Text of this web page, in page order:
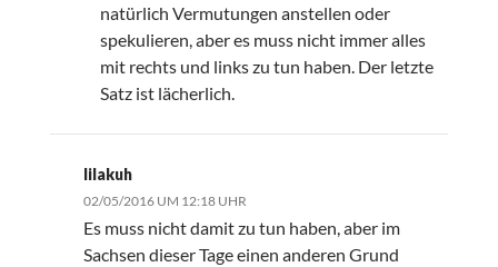
natürlich Vermutungen anstellen oder
spekulieren, aber es muss nicht immer alles
mit rechts und links zu tun haben. Der letzte
Satz ist lächerlich.
lilakuh
02/05/2016 UM 12:18 UHR
Es muss nicht damit zu tun haben, aber im
Sachsen dieser Tage einen anderen Grund